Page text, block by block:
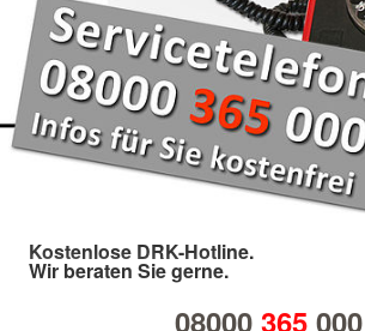
Kostenlose DRK-Hotline.
Wir beraten Sie gerne.
08000 365000